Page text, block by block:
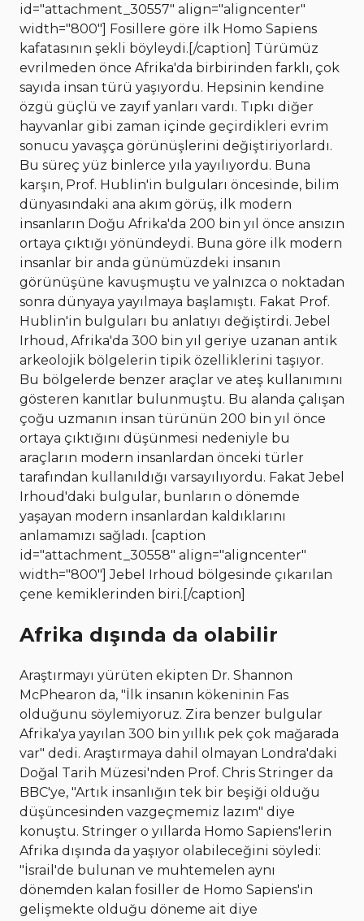
id="attachment_30557" align="aligncenter"
width="800"] Fosillere göre ilk Homo Sapiens
kafatasının şekli böyleydi.[/caption] Türümüz
evrilmeden önce Afrika'da birbirinden farklı, çok
sayıda insan türü yaşıyordu. Hepsinin kendine
özgü güçlü ve zayıf yanları vardı. Tıpkı diğer
hayvanlar gibi zaman içinde geçirdikleri evrim
sonucu yavaşça görünüşlerini değiştiriyorlardı.
Bu süreç yüz binlerce yıla yayılıyordu. Buna
karşın, Prof. Hublin'in bulguları öncesinde, bilim
dünyasındaki ana akım görüş, ilk modern
insanların Doğu Afrika'da 200 bin yıl önce ansızın
ortaya çıktığı yönündeydi. Buna göre ilk modern
insanlar bir anda günümüzdeki insanın
görünüşüne kavuşmuştu ve yalnızca o noktadan
sonra dünyaya yayılmaya başlamıştı. Fakat Prof.
Hublin'in bulguları bu anlatıyı değiştirdi. Jebel
Irhoud, Afrika'da 300 bin yıl geriye uzanan antik
arkeolojik bölgelerin tipik özelliklerini taşıyor.
Bu bölgelerde benzer araçlar ve ateş kullanımını
gösteren kanıtlar bulunmuştu. Bu alanda çalışan
çoğu uzmanın insan türünün 200 bin yıl önce
ortaya çıktığını düşünmesi nedeniyle bu
araçların modern insanlardan önceki türler
tarafından kullanıldığı varsayılıyordu. Fakat Jebel
Irhoud'daki bulgular, bunların o dönemde
yaşayan modern insanlardan kaldıklarını
anlamamızı sağladı. [caption
id="attachment_30558" align="aligncenter"
width="800"] Jebel Irhoud bölgesinde çıkarılan
çene kemiklerinden biri.[/caption]
Afrika dışında da olabilir
Araştırmayı yürüten ekipten Dr. Shannon
McPhearon da, "İlk insanın kökeninin Fas
olduğunu söylemiyoruz. Zira benzer bulgular
Afrika'ya yayılan 300 bin yıllık pek çok mağarada
var" dedi. Araştırmaya dahil olmayan Londra'daki
Doğal Tarih Müzesi'nden Prof. Chris Stringer da
BBC'ye, "Artık insanlığın tek bir beşiği olduğu
düşüncesinden vazgeçmemiz lazım" diye
konuştu. Stringer o yıllarda Homo Sapiens'lerin
Afrika dışında da yaşıyor olabileceğini söyledi:
"İsrail'de bulunan ve muhtemelen aynı
dönemden kalan fosiller de Homo Sapiens'in
gelişmekte olduğu döneme ait diye